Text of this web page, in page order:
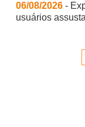
06/08/2026 -
usuários